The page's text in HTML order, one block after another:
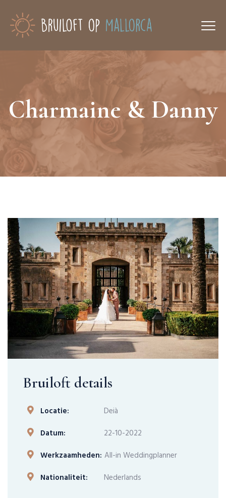
Charmaine & Danny
Bruiloft details
Locatie:
Deià
Datum:
22-10-2022
Werkzaamheden: All-in Weddingplanner
Nationaliteit:
Nederlands